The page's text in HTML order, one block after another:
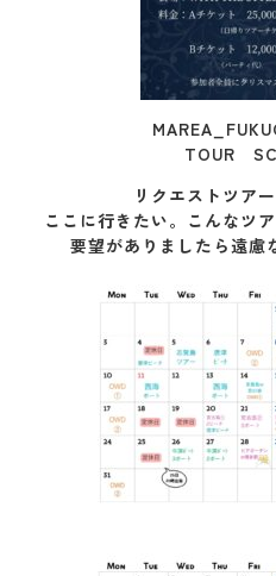
TOUR
リクエストツア
ここに行きたい。こんなツ
要望がありましたら遠慮